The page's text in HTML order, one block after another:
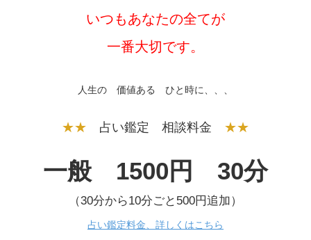
いつもあなたの全てが
一番大切です。
人生の 価値ある ひと時に、、、
★★ 占い鑑定 相談料金 ★★
一般 1500円 30分
（30分から10分ごと500円追加）
占い鑑定料金、詳しくはこちら